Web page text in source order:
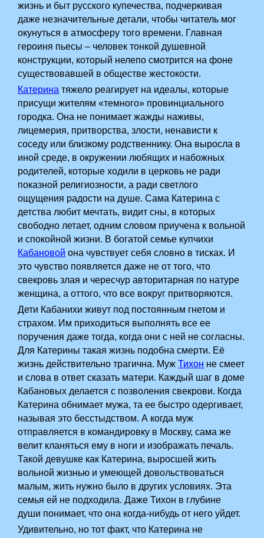
жизнь и быт русского купечества, подчеркивая
даже незначительные детали, чтобы читатель мог
окунуться в атмосферу того времени. Главная
героиня пьесы – человек тонкой душевной
конструкции, который нелепо смотрится на фоне
существовавшей в обществе жестокости.
Катерина тяжело реагирует на идеалы, которые
присущи жителям «темного» провинциального
городка. Она не понимает жажды наживы,
лицемерия, притворства, злости, ненависти к
соседу или близкому родственнику. Она выросла в
иной среде, в окружении любящих и набожных
родителей, которые ходили в церковь не ради
показной религиозности, а ради светлого
ощущения радости на душе. Сама Катерина с
детства любит мечтать, видит сны, в которых
свободно летает, одним словом приучена к вольной
и спокойной жизни. В богатой семье купчихи
Кабановой она чувствует себя словно в тисках. И
это чувство появляется даже не от того, что
свекровь злая и чересчур авторитарная по натуре
женщина, а оттого, что все вокруг притворяются.
Дети Кабанихи живут под постоянным гнетом и
страхом. Им приходиться выполнять все ее
поручения даже тогда, когда они с ней не согласны.
Для Катерины такая жизнь подобна смерти. Её
жизнь действительно трагична. МужТихон не смеет
и слова в ответ сказать матери. Каждый шаг в доме
Кабановых делается с позволения свекрови. Когда
Катерина обнимает мужа, та ее быстро одергивает,
называя это бесстыдством. А когда муж
отправляется в командировку в Москву, сама же
велит кланяться ему в ноги и изображать печаль.
Такой девушке как Катерина, выросшей жить
вольной жизнью и умеющей довольствоваться
малым, жить нужно было в других условиях. Эта
семья ей не подходила. Даже Тихон в глубине
души понимает, что она когда-нибудь от него уйдет.
Удивительно, но тот факт, что Катерина не